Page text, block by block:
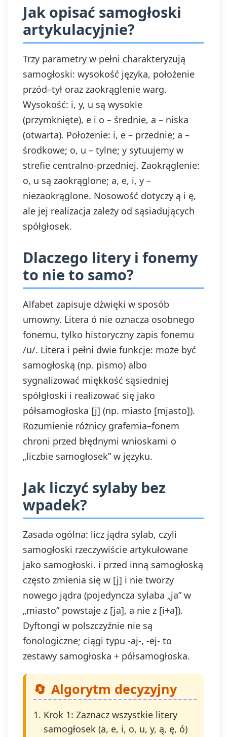
Jak opisać samogłoski
artykulacyjnie?
Trzy parametry w pełni charakteryzują
samogłoski: wysokość języka, położenie
przód–tył oraz zaokrąglenie warg.
Wysokość: i, y, u są wysokie
(przymknięte), e i o – średnie, a – niska
(otwarta). Położenie: i, e – przednie; a –
środkowe; o, u – tylne; y sytuujemy w
strefie centralno-przedniej. Zaokrąglenie:
o, u są zaokrąglone; a, e, i, y –
niezaokrąglone. Nosowość dotyczy ą i ę,
ale jej realizacja zależy od sąsiadujących
spółgłosek.
Dlaczego litery i fonemy
to nie to samo?
Alfabet zapisuje dźwięki w sposób
umowny. Litera ó nie oznacza osobnego
fonemu, tylko historyczny zapis fonemu
/u/. Litera i pełni dwie funkcje: może być
samogłoską (np. pismo) albo
sygnalizować miękkość sąsiedniej
spółgłoski i realizować się jako
półsamogłoska [j] (np. miasto [mjasto]).
Rozumienie różnicy grafemia–fonem
chroni przed błędnymi wnioskami o
„liczbie samogłosek” w języku.
Jak liczyć sylaby bez
wpadek?
Zasada ogólna: licz jądra sylab, czyli
samogłoski rzeczywiście artykułowane
jako samogłoski. i przed inną samogłoską
często zmienia się w [j] i nie tworzy
nowego jądra (pojedyncza sylaba „ja” w
„miasto” powstaje z [ja], a nie z [i+a]).
Dyftongi w polszczyźnie nie są
fonologiczne; ciągi typu -aj-, -ej- to
zestawy samogłoska + półsamogłoska.
Algorytm decyzyjny
Krok 1: Zaznacz wszystkie litery
samogłosek (a, e, i, o, u, y, ą, ę, ó)